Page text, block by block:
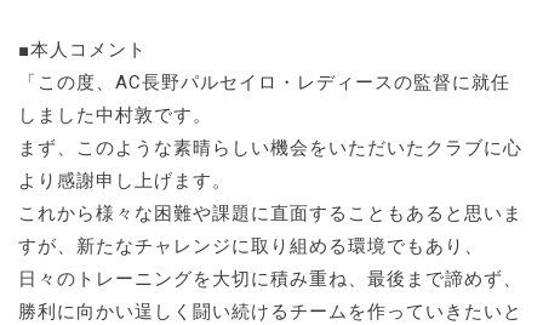
■本人コメント
「この度、AC長野パルセイロ・レディースの監督に就任
しました中村敦です。
まず、このような素晴らしい機会をいただいたクラブに心
より感謝申し上げます。
これから様々な困難や課題に直面することもあると思いま
すが、新たなチャレンジに取り組める環境でもあり、
日々のトレーニングを大切に積み重ね、最後まで諦めず、
勝利に向かい逞しく闘い続けるチームを作っていきたいと